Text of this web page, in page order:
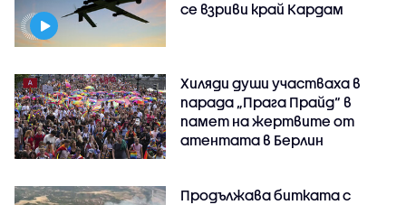
се взриви край Кардам
Хиляди души участваха в
парада „Прага Прайд“ в
памет на жертвите от
атентата в Берлин
Продължава битката с